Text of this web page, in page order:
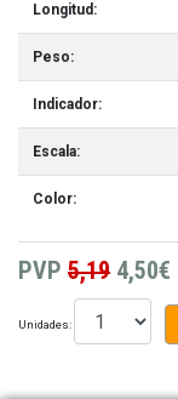
Longitud:
Peso:
Indicador:
Escala:
Color:
PVP 5,19 4,50€
Unidades: